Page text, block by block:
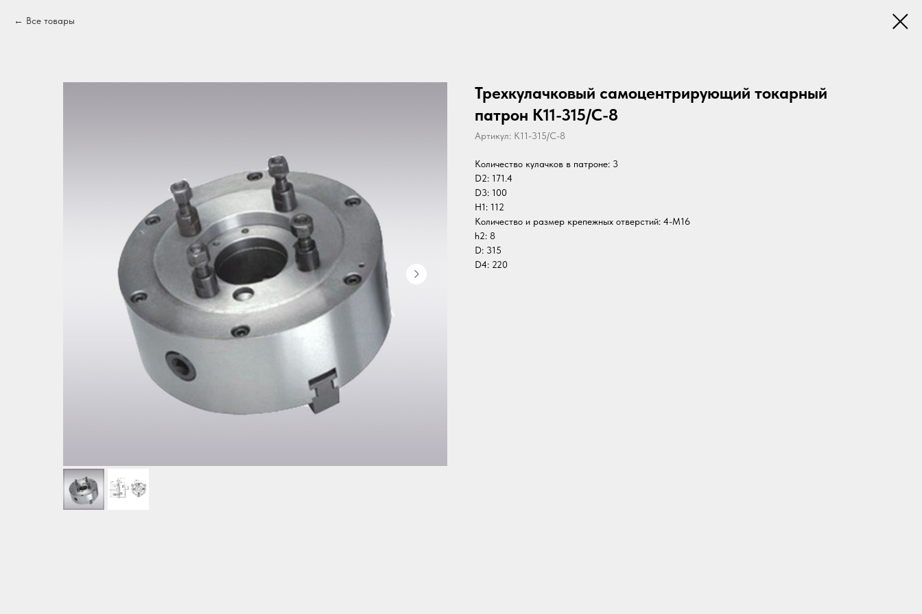
Все товары
Трехкулачковый самоцентрирующий токарный
патрон K11-315/C-8
Артикул: K11-315/C-8
Количество кулачков в патроне: 3
D2: 171.4
D3: 100
H1: 112
Количество и размер крепежных отверстий: 4-M16
h2: 8
D: 315
D4: 220